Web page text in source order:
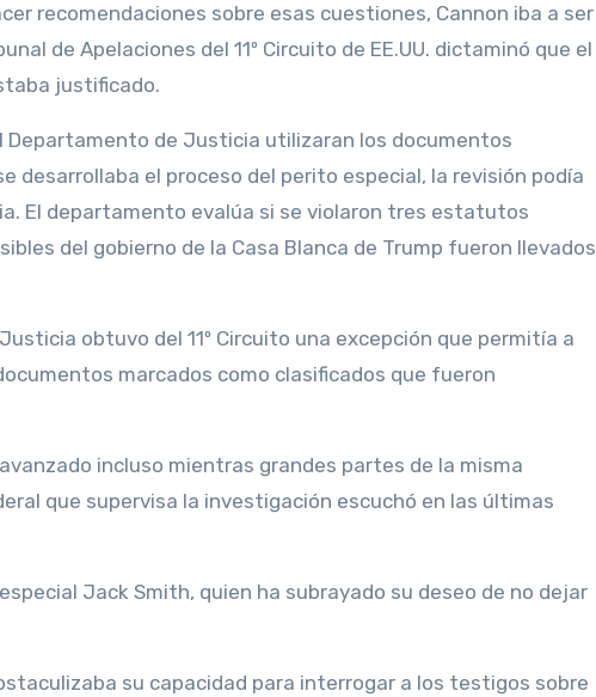
recomendaciones sobre esas cuestiones, Cannon iba a ser
de Apelaciones del 11º Circuito de EE.UU. dictaminó que el
justificado.
Departamento de Justicia utilizaran los documentos
desarrollaba el proceso del perito especial, la revisión podía
El departamento evalúa si se violaron tres estatutos
del gobierno de la Casa Blanca de Trump fueron llevados
obtuvo del 11º Circuito una excepción que permitía a
marcados como clasificados que fueron
incluso mientras grandes partes de la misma
que supervisa la investigación escuchó en las últimas
Jack Smith, quien ha subrayado su deseo de no dejar
su capacidad para interrogar a los testigos sobre